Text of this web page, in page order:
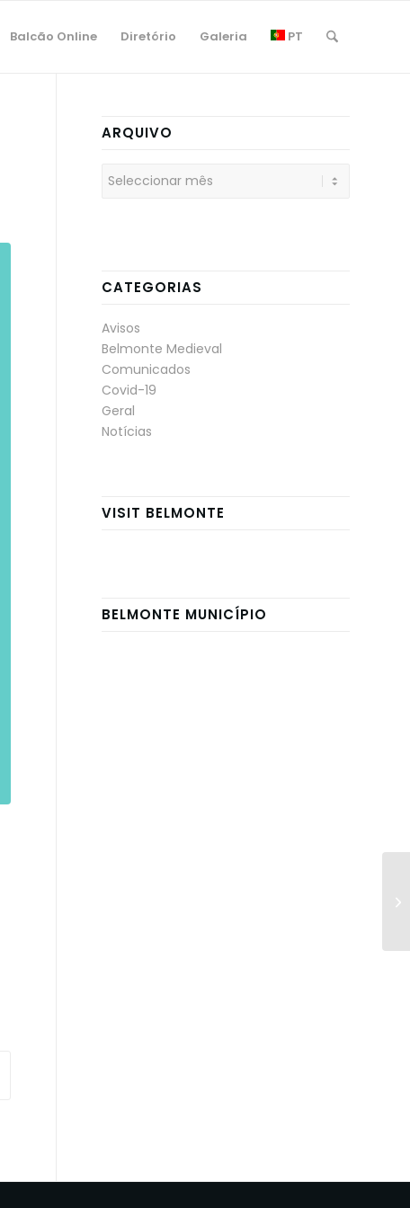
Balcão Online Diretório Galeria PT
ARQUIVO
CATEGORIAS
Avisos
Belmonte Medieval
Comunicados
Covid-19
Geral
Notícias
VISIT BELMONTE
BELMONTE MUNICÍPIO